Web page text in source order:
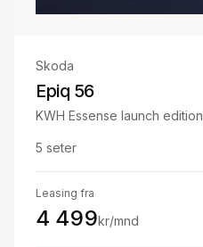
Skoda
Epiq 56
KWH Essense launch edition
5 seter
Leasing fra
4 499kr/mnd